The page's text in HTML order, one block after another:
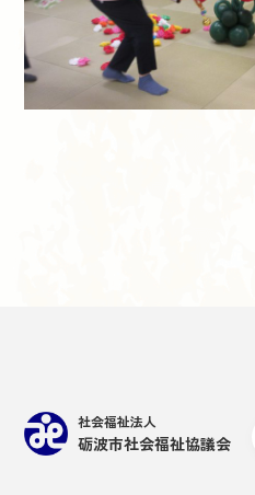
社会福祉法人
砺波市社会福祉協議会